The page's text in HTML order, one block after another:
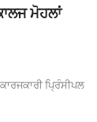
ਮੋਹਲਾਂ
ਪ੍ਰਿੰਸੀਪਲ